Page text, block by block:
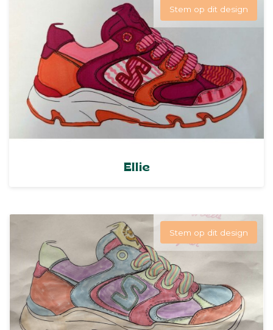
Ellie
Stem op dit design
Stem op dit design